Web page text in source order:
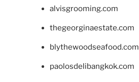
alvisgrooming.com
thegeorginaestate.com
blythewoodseafood.com
paolosdelibangkok.com